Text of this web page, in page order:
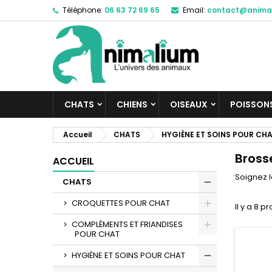
Téléphone: 06 63 72 69 65 Email:
CHATS CHIENS OISEAUX
Accueil CHATS HYGIÈNE ET SOINS POUR
ACCUEIL
CHATS
CROQUETTES POUR CHAT
COMPLÉMENTS ET FRIANDISES
POUR CHAT
HYGIÈNE ET SOINS POUR CHAT
Soignez
Il y a 8